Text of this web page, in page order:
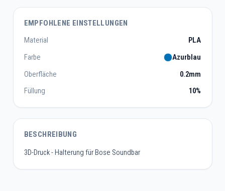
EMPFOHLENE EINSTELLUNGEN
Material
PLA
Farbe
Azurblau
Oberfläche
0.2mm
Füllung
10%
BESCHREIBUNG
3D-Druck - Halterung für Bose Soundbar